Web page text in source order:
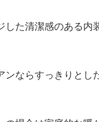
した清潔感のある内
ンならすっきりと